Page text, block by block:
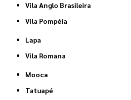
Vila Anglo Brasileira
Vila Pompéia
Lapa
Vila Romana
Mooca
Tatuapé